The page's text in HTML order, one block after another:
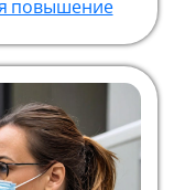
повышение